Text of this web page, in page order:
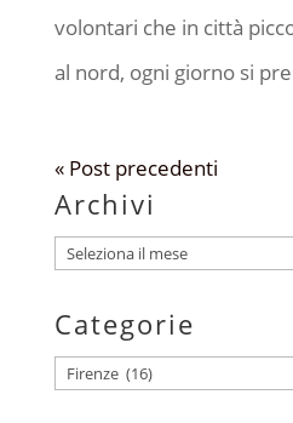
volontari che in città
al nord, ogni giorno si
« Post precedenti
Archivi
Archivi
Categorie
Categorie